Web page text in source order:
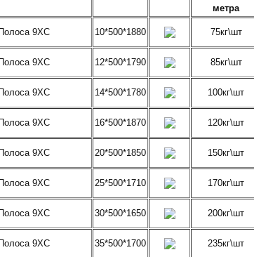
метра
Полоса 9ХС 10*500*1880 75кг\шт
Полоса 9ХС 12*500*1790 85кг\шт
Полоса 9ХС 14*500*1780 100кг\шт
Полоса 9ХС 16*500*1870 120кг\шт
Полоса 9ХС 20*500*1850 150кг\шт
Полоса 9ХС 25*500*1710 170кг\шт
Полоса 9ХС 30*500*1650 200кг\шт
Полоса 9ХС 35*500*1700 235кг\шт